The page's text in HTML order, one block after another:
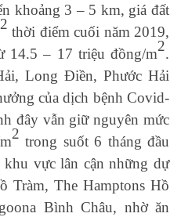
khoảng 3 – 5 km, giá đất
2 thời điểm cuối năm 2019,
14.5 – 17 triệu đồng/m2.
Long Điền, Phước Hải
của dịch bệnh Covid-
đây vẫn giữ nguyên mức
2 trong suốt 6 tháng đầu
vực lân cận những dự
Tràm, The Hamptons Hồ
Bình Châu, nhờ ăn